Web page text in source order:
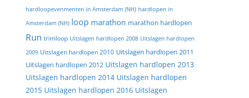
hardloopevenmenten in Amsterdam (NH) hardlopen in
Amsterdam (NH) loop marathon marathon hardlopen
Run trimloop Uitslagen hardlopen 2008 Uitslagen hardlopen
2009 Uitslagen hardlopen 2010 Uitslagen hardlopen 2011
Uitslagen hardlopen 2012 Uitslagen hardlopen 2013
Uitslagen hardlopen 2014 Uitslagen hardlopen
2015 Uitslagen hardlopen 2016 Uitslagen